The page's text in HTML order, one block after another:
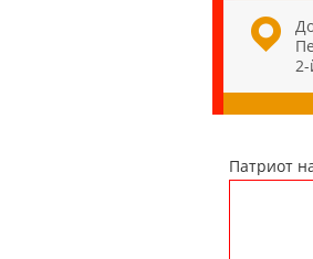
Патриот